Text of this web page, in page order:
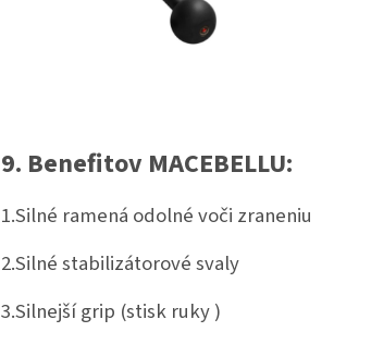
9. Benefitov MACEBELLU:
1.Silné ramená odolné voči zraneniu
2.Silné stabilizátorové svaly
3.Silnejší grip (stisk ruky )